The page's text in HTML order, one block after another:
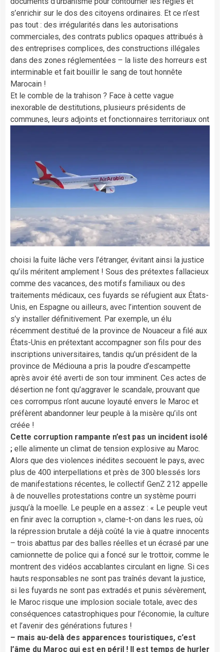
s’enrichir sur le dos des citoyens ordinaires. Et ce n’est
pas tout : des irrégularités dans les autorisations
commerciales, des contrats publics opaques attribués à
des entreprises complices, des constructions illégales
dans des zones réglementées – la liste des horreurs est
interminable et fait bouillir le sang de tout honnête
Marocain !
Et le comble de la trahison ? Face à cette vague
inexorable de destitutions, plusieurs présidents de
communes, leurs adjoints et fonctionnaires territoriaux ont
choisi la fuite lâche vers l’étranger, évitant ainsi la justice
qu’ils méritent amplement ! Sous des prétextes fallacieux
comme des vacances, des motifs familiaux ou des
traitements médicaux, ces fuyards se réfugient aux États-
Unis, en Espagne ou ailleurs, avec l’intention souvent de
s’y installer définitivement. Par exemple, un élu
récemment destitué de la province de Nouaceur a filé aux
États-Unis en prétextant accompagner son fils pour des
inscriptions universitaires, tandis qu’un président de la
province de Médiouna a pris la poudre d’escampette
après avoir été averti de son tour imminent. Ces actes de
désertion ne font qu’aggraver le scandale, prouvant que
ces corrompus n’ont aucune loyauté envers le Maroc et
préfèrent abandonner leur peuple à la misère qu’ils ont
créée !
Cette corruption rampante n’est pas un incident isolé
; elle alimente un climat de tension explosive au Maroc.
Alors que des violences inédites secouent le pays, avec
plus de 400 interpellations et près de 300 blessés lors
de manifestations récentes, le collectif GenZ 212 appelle
à de nouvelles protestations contre un système pourri
jusqu’à la moelle. Le peuple en a assez : « Le peuple veut
en finir avec la corruption », clame-t-on dans les rues, où
la répression brutale a déjà coûté la vie à quatre innocents
– trois abattus par des balles réelles et un écrasé par une
camionnette de police qui a foncé sur le trottoir, comme le
montrent des vidéos accablantes circulant en ligne. Si ces
hauts responsables ne sont pas traînés devant la justice,
si les fuyards ne sont pas extradés et punis sévèrement,
le Maroc risque une implosion sociale totale, avec des
conséquences catastrophiques pour l’économie, la culture
et l’avenir des générations futures !
– mais au-delà des apparences touristiques, c’est
l’âme du Maroc qui est en péril ! Il est temps de hurler